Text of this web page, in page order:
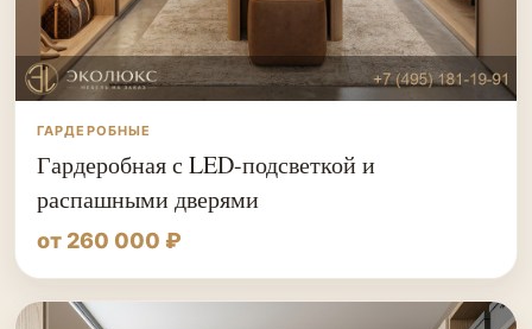
ГАРДЕРОБНЫЕ
Гардеробная с LED-подсветкой и
распашными дверями
от 260 000 ₽